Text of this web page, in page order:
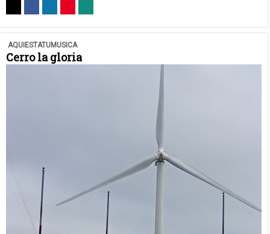
AQUIESTATUMUSICA
Cerro la gloria